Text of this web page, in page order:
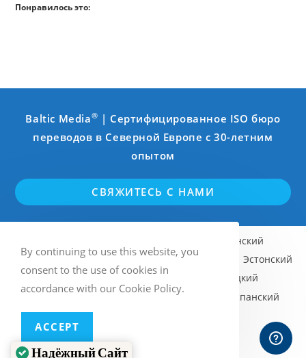
Понравилось это:
Baltic Media® | Сертифицированное ISO бюро
переводов в Северной Европе с 30-летним
опытом
СВЯЖИТЕСЬ С НАМИ
Финский
Норвежский (Bokmål)
Латышский
Эстонский
Литовский
Русский
Немецкий
Французский
Итальянский Испанский
Многоязычный WordPress
By continuing to use this website, you
consent to the use of cookies in
accordance with our Cookie Policy.
ACCEPT
Надёжный Сайт